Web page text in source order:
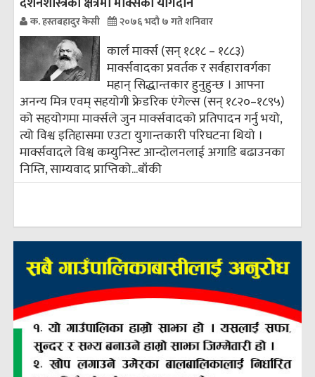
क. हस्तबहादुर केसी २०७६ भदौ ७ गते शनिवार
कार्ल मार्क्स (सन् १८१८ – १८८३)
मार्क्सवादका प्रवर्तक र सर्वहारावर्गका
महान् सिद्धान्तकार हुनुहुन्छ । आफ्ना
अनन्य मित्र एवम् सहयोगी फ्रेडरिक एंगेल्स (सन् १८२०–१८९५)
को सहयोगमा मार्क्सले जुन मार्क्सवादको प्रतिपादन गर्नु भयो,
त्यो विश्व इतिहासमा एउटा युगान्तकारी परिघटना थियो ।
मार्क्सवादले विश्व कम्युनिस्ट आन्दोलनलाई अगाडि बढाउनका
निम्ति, साम्यवाद प्राप्तिको...बाँकी